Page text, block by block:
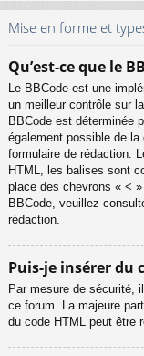
Mise en forme et
Qu’est-ce que le
Le BBCode est une
un meilleur contrôle sur
BBCode est déterminée
également possible de
formulaire de rédaction.
HTML, les balises sont
place des chevrons « <
BBCode, veuillez
rédaction.
Puis-je insérer du
Par mesure de sécurité,
ce forum. La majeure
du code HTML peut être